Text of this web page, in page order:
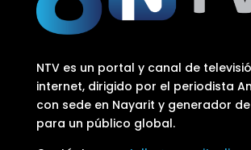
NTV es un portal y canal de
internet, dirigido por el periodista
con sede en Nayarit y generador
para un público global.